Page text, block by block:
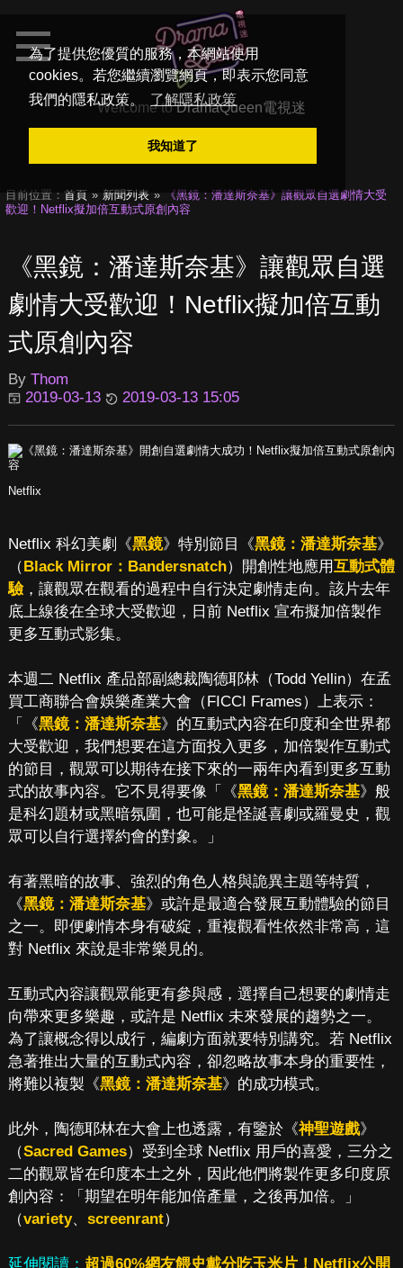
為了提供您優質的服務，本網站使用
cookies。若您繼續瀏覽網頁，即表示您同意
我們的隱私政策。
了解隱私政策
我知道了
Welcome toDramaQueen電視迷
目前位置： 首頁 新聞列表
《黑鏡：潘達斯奈基》讓觀眾自選劇情大受
歡迎！Netflix擬加倍互動式原創內容
《黑鏡：潘達斯奈基》讓觀眾自選
劇情大受歡迎！Netflix擬加倍互動
式原創內容
By Thom
2019-03-13
2019-03-13 15:05
Netflix
Netflix 科幻美劇《黑鏡》特別節目《黑鏡：潘達斯奈基》
（Black Mirror：Bandersnatch）開創性地應用互動式體
驗，讓觀眾在觀看的過程中自行決定劇情走向。該片去年
底上線後在全球大受歡迎，日前 Netflix 宣布擬加倍製作
更多互動式影集。
本週二 Netflix 產品部副總裁陶德耶林（Todd Yellin）在孟
買工商聯合會娛樂產業大會（FICCI Frames）上表示：
「《黑鏡：潘達斯奈基》的互動式內容在印度和全世界都
大受歡迎，我們想要在這方面投入更多，加倍製作互動式
的節目，觀眾可以期待在接下來的一兩年內看到更多互動
式的故事內容。它不見得要像「《黑鏡：潘達斯奈基》般
是科幻題材或黑暗氛圍，也可能是怪誕喜劇或羅曼史，觀
眾可以自行選擇約會的對象。」
有著黑暗的故事、強烈的角色人格與詭異主題等特質，
《黑鏡：潘達斯奈基》或許是最適合發展互動體驗的節目
之一。即便劇情本身有破綻，重複觀看性依然非常高，這
對 Netflix 來說是非常樂見的。
互動式內容讓觀眾能更有參與感，選擇自己想要的劇情走
向帶來更多樂趣，或許是 Netflix 未來發展的趨勢之一。
為了讓概念得以成行，編劇方面就要特別講究。若 Netflix
急著推出大量的互動式內容，卻忽略故事本身的重要性，
將難以複製《黑鏡：潘達斯奈基》的成功模式。
此外，陶德耶林在大會上也透露，有鑒於《神聖遊戲》
（Sacred Games）受到全球 Netflix 用戶的喜愛，三分之
二的觀眾皆在印度本土之外，因此他們將製作更多印度原
創內容：「期望在明年能加倍產量，之後再加倍。」
（variety、 screenrant）
延伸閱讀： 超過60%網友餵史戴分吃玉米片！Netflix公開